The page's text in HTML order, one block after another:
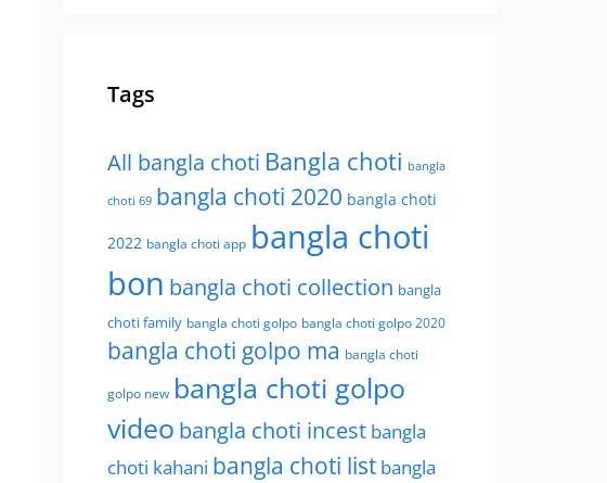
Tags
All bangla choti Bangla choti bangla
choti 69 bangla choti 2020 bangla choti
2022 bangla choti app bangla choti
bon bangla choti collection bangla
choti family bangla choti golpo bangla choti golpo 2020
bangla choti golpo ma bangla choti
golpo new bangla choti golpo
video bangla choti incest bangla
choti kahani bangla choti list bangla